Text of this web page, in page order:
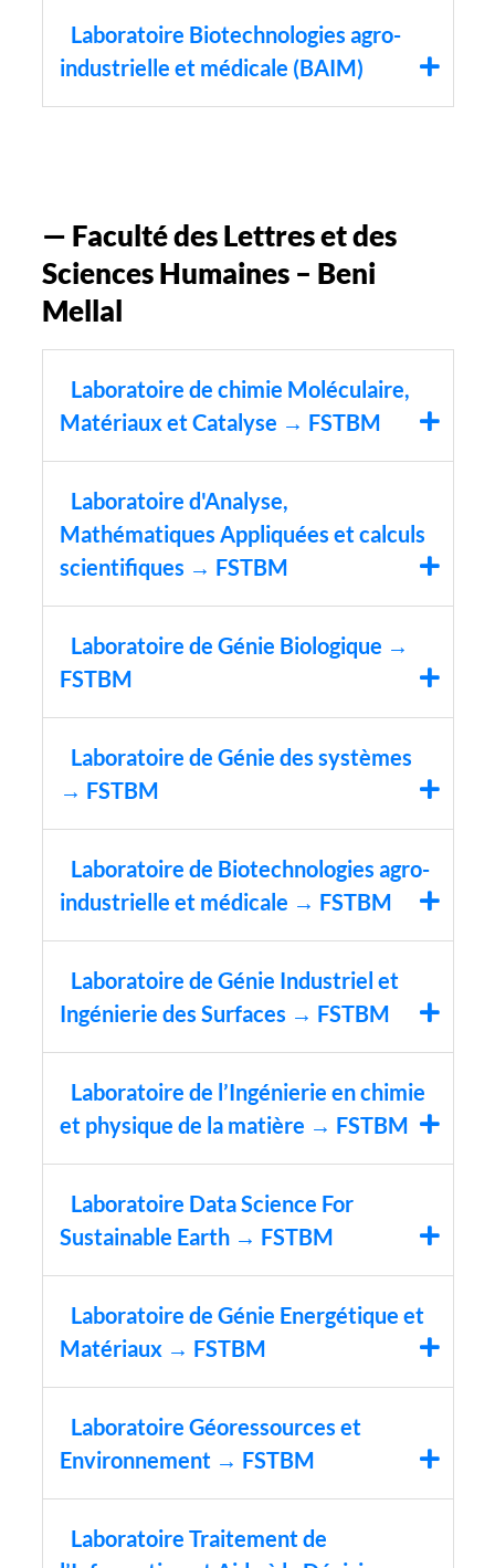
Laboratoire Biotechnologies agro-
industrielle et médicale (BAIM)
— Faculté des Lettres et des
Sciences Humaines – Beni
Mellal
Laboratoire de chimie Moléculaire,
Matériaux et Catalyse → FSTBM
Laboratoire d'Analyse,
Mathématiques Appliquées et calculs
scientifiques → FSTBM
Laboratoire de Génie Biologique →
FSTBM
Laboratoire de Génie des systèmes
→ FSTBM
Laboratoire de Biotechnologies agro-
industrielle et médicale → FSTBM
Laboratoire de Génie Industriel et
Ingénierie des Surfaces → FSTBM
Laboratoire de l’Ingénierie en chimie
et physique de la matière → FSTBM
Laboratoire Data Science For
Sustainable Earth → FSTBM
Laboratoire de Génie Energétique et
Matériaux → FSTBM
Laboratoire Géoressources et
Environnement → FSTBM
Laboratoire Traitement de